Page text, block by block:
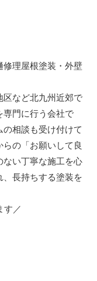
修理屋根塗装・外壁
区など北九州近郊で
専門に行う会社で
相談も受け付けて
の「お願いして良
ない丁寧な施工を心
長持ちする塗装を
す／